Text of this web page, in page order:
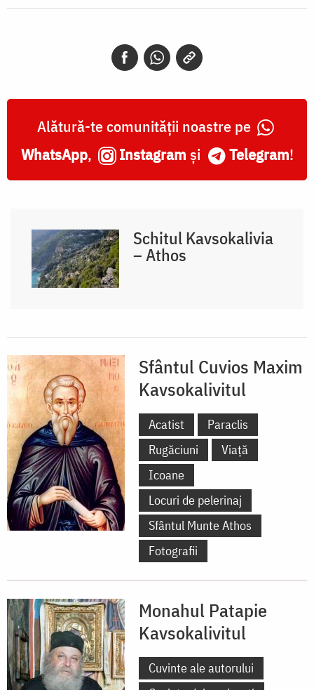
Alătură-te comunității noastre pe
WhatsApp, Instagram și Telegram!
Schitul Kavsokalivia
– Athos
Sfântul Cuvios Maxim
Kavsokalivitul
Acatist
Paraclis
Rugăciuni
Viață
Icoane
Locuri de pelerinaj
Sfântul Munte Athos
Fotografii
Monahul Patapie
Kavsokalivitul
Cuvinte ale autorului